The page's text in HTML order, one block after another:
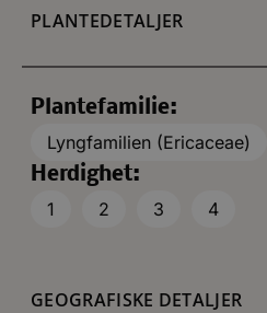
PLANTEDETALJER
Plantefamilie:
Lyngfamilien (Ericaceae)
Herdighet:
1
2 3 4
GEOGRAFISKE DETALJER